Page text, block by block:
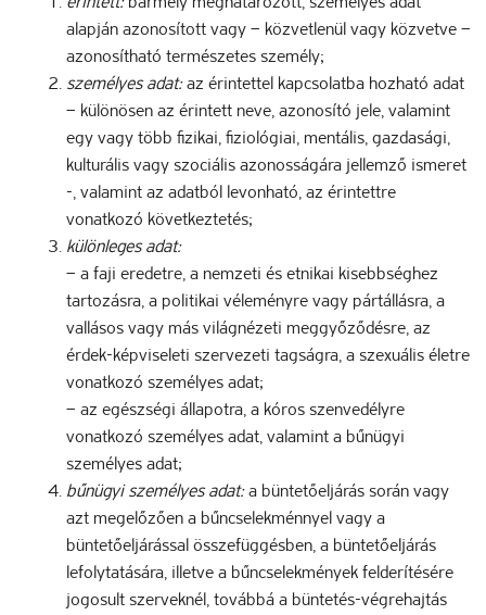
alapján azonosított vagy – közvetlenül vagy közvetve –
azonosítható természetes személy;
személyes adat:az érintettel kapcsolatba hozható adat
– különösen az érintett neve, azonosító jele, valamint
egy vagy több fizikai, fiziológiai, mentális, gazdasági,
kulturális vagy szociális azonosságára jellemző ismeret
-, valamint az adatból levonható, az érintettre
vonatkozó következtetés;
különleges adat:
– a faji eredetre, a nemzeti és etnikai kisebbséghez
tartozásra, a politikai véleményre vagy pártállásra, a
vallásos vagy más világnézeti meggyőződésre, az
érdek-képviseleti szervezeti tagságra, a szexuális életre
vonatkozó személyes adat;
– az egészségi állapotra, a kóros szenvedélyre
vonatkozó személyes adat, valamint a bűnügyi
személyes adat;
bűnügyi személyes adat:a büntetőeljárás során vagy
azt megelőzően a bűncselekménnyel vagy a
büntetőeljárással összefüggésben, a büntetőeljárás
lefolytatására, illetve a bűncselekmények felderítésére
jogosult szerveknél, továbbá a büntetés-végrehajtás